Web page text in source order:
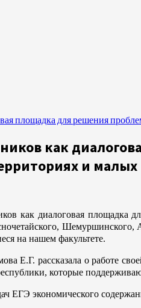
площадка для решения
как
и малых
как диалоговая площадка
Шемуршинского,
на нашем факультете.
Е.Г. рассказала о работе
которые
ЕГЭ экономического